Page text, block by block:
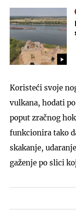
Koristeći svoje
vulkana, hodati
poput zračnog
funkcionira tako
skakanje,
gaženje po slici